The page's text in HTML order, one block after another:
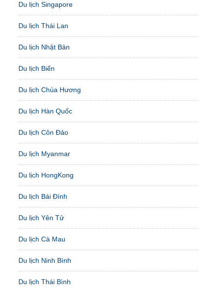
Du lịch Singapore
Du lịch Thái Lan
Du lịch Nhật Bản
Du lịch Biển
Du lịch Chùa Hương
Du lịch Hàn Quốc
Du lịch Côn Đảo
Du lịch Myanmar
Du lịch HongKong
Du lịch Bái Đính
Du lịch Yên Tử
Du lịch Cà Mau
Du lịch Ninh Bình
Du lịch Thái Bình